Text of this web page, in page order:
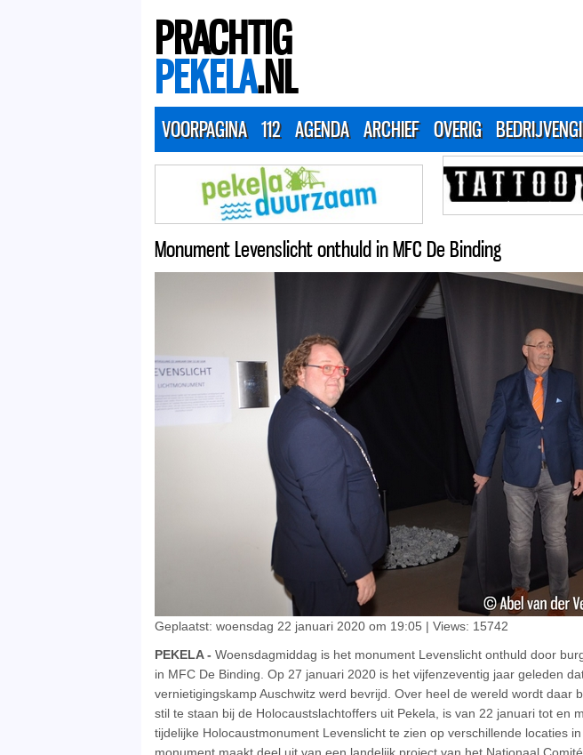
PRACHTIG
PEKELA.NL
VOORPAGINA 112 AGENDA ARCHIEF OVERIG
Monument Levenslicht onthuld in MFC De Binding
Geplaatst: woensdag 22 januari 2020 om 19:05 | Views: 15742
PEKELA - Woensdagmiddag is het monument Levenslicht onthuld door
in MFC De Binding. Op 27 januari 2020 is het vijfenzeventig jaar geleden
vernietigingskamp Auschwitz werd bevrijd. Over heel de wereld wordt daar
stil te staan bij de Holocaustslachtoffers uit Pekela, is van 22 januari tot en
tijdelijke Holocaustmonument Levenslicht te zien op verschillende locaties